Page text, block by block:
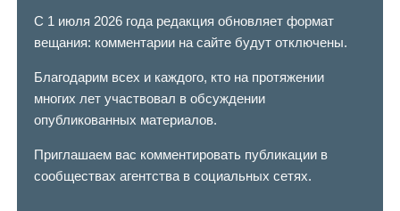
С 1 июля 2026 года редакция обновляет формат
вещания: комментарии на сайте будут отключены.
Благодарим всех и каждого, кто на протяжении
многих лет участвовал в обсуждении
опубликованных материалов.
Приглашаем вас комментировать публикации в
сообществах агентства в социальных сетях.